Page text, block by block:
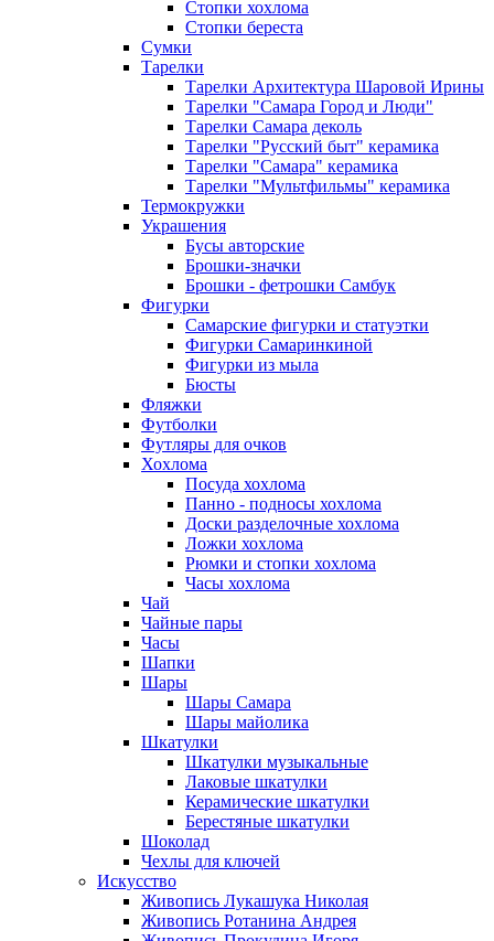
Стопки хохлома
Стопки береста
Сумки
Тарелки
Тарелки Архитектура Шаровой Ирины
Тарелки "Самара Город и Люди"
Тарелки Самара деколь
Тарелки "Русский быт" керамика
Тарелки "Самара" керамика
Тарелки "Мультфильмы" керамика
Термокружки
Украшения
Бусы авторские
Брошки-значки
Брошки - фетрошки Самбук
Фигурки
Самарские фигурки и статуэтки
Фигурки Самаринкиной
Фигурки из мыла
Бюсты
Фляжки
Футболки
Футляры для очков
Хохлома
Посуда хохлома
Панно - подносы хохлома
Доски разделочные хохлома
Ложки хохлома
Рюмки и стопки хохлома
Часы хохлома
Чай
Чайные пары
Часы
Шапки
Шары
Шары Самара
Шары майолика
Шкатулки
Шкатулки музыкальные
Лаковые шкатулки
Керамические шкатулки
Берестяные шкатулки
Шоколад
Чехлы для ключей
Искусство
Живопись Лукашука Николая
Живопись Ротанина Андрея